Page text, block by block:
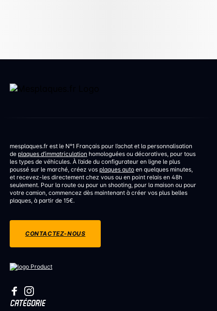
mesplaques.fr est le N°1 Français pour l’achat et la personnalisation
de plaques d’immatriculation homologuées ou décoratives, pour tous
les types de véhicules. À l’aide du configurateur en ligne le plus
poussé sur le marché, créez vos plaques auto en quelques minutes,
et recevez-les directement chez vous ou en point relais en 48h
seulement. Pour la route ou pour un shooting, pour la maison ou pour
votre camion, commencez dès maintenant à créer vos plus belles
plaques, à partir de 15€.
CONTACTEZ-NOUS
CATÉGORIE